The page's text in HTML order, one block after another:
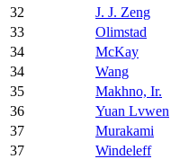
32
J. J. Zeng
33
Olimstad
34
McKay
34
Wang
35
Makhno, Ir.
36
Yuan Lvwen
37
Murakami
37
Windeleff